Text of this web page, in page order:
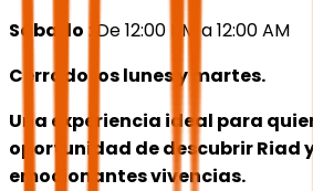
Sábado : De 12:00 PM a 12:00 AM
Cerrado los lunes y martes.
Una experiencia ideal para
oportunidad de descubrir Riad
emocionantes vivencias.